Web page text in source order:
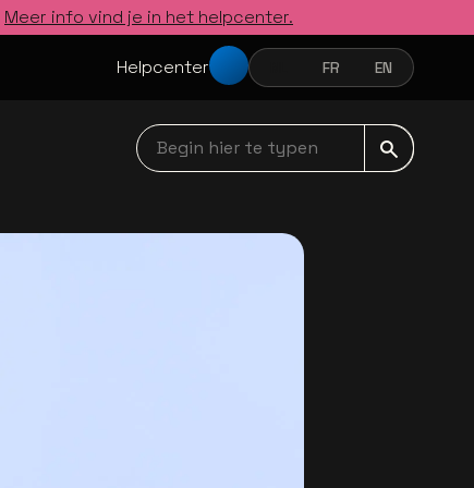
Meer info vind je in het helpcenter.
Helpcenter NEDERLANDSFRANÇAIS
FR ENGLISH
EN
Begin hier te typen navbar